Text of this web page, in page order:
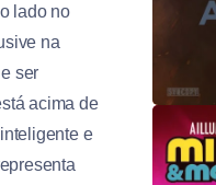
lado no
na
ser
acima de
e